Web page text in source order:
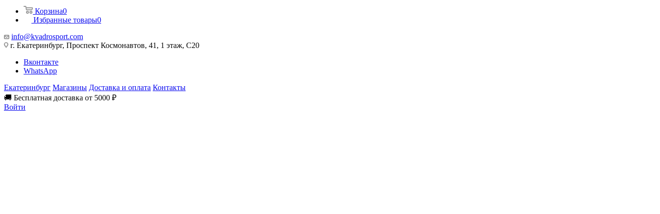
Корзина0
Избранные товары0
info@kvadrosport.com
г. Екатеринбург, Проспект Космонавтов, 41, 1 этаж, С20
Вконтакте
WhatsApp
Екатеринбург Магазины Доставка и оплата Контакты
🚚 Бесплатная доставка от 5000 ₽
Войти